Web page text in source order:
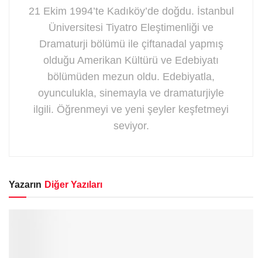
21 Ekim 1994’te Kadıköy’de doğdu. İstanbul
Üniversitesi Tiyatro Eleştimenliği ve
Dramaturji bölümü ile çiftanadal yapmış
olduğu Amerikan Kültürü ve Edebiyatı
bölümüden mezun oldu. Edebiyatla,
oyunculukla, sinemayla ve dramaturjiyle
ilgili. Öğrenmeyi ve yeni şeyler keşfetmeyi
seviyor.
Yazarın Diğer Yazıları